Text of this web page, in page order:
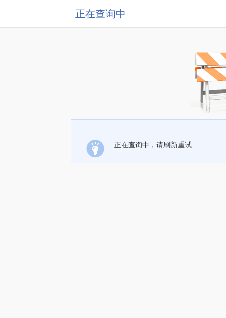
正在查询中
正在查询中，请刷新重试